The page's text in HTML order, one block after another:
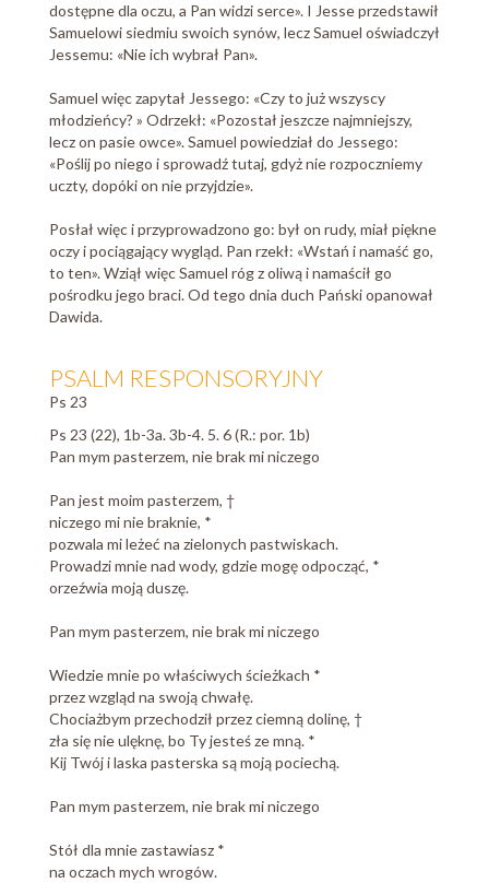
dostępne dla oczu, a Pan widzi serce». I Jesse przedstawił
Samuelowi siedmiu swoich synów, lecz Samuel oświadczył
Jessemu: «Nie ich wybrał Pan».
Samuel więc zapytał Jessego: «Czy to już wszyscy
młodzieńcy? » Odrzekł: «Pozostał jeszcze najmniejszy,
lecz on pasie owce». Samuel powiedział do Jessego:
«Poślij po niego i sprowadź tutaj, gdyż nie rozpoczniemy
uczty, dopóki on nie przyjdzie».
Posłał więc i przyprowadzono go: był on rudy, miał piękne
oczy i pociągający wygląd. Pan rzekł: «Wstań i namaść go,
to ten». Wziął więc Samuel róg z oliwą i namaścił go
pośrodku jego braci. Od tego dnia duch Pański opanował
Dawida.
PSALM RESPONSORYJNY
Ps 23
Ps 23 (22), 1b-3a. 3b-4. 5. 6 (R.: por. 1b)
Pan mym pasterzem, nie brak mi niczego
Pan jest moim pasterzem, †
niczego mi nie braknie, *
pozwala mi leżeć na zielonych pastwiskach.
Prowadzi mnie nad wody, gdzie mogę odpocząć, *
orzeźwia moją duszę.
Pan mym pasterzem, nie brak mi niczego
Wiedzie mnie po właściwych ścieżkach *
przez wzgląd na swoją chwałę.
Chociażbym przechodził przez ciemną dolinę, †
zła się nie ulęknę, bo Ty jesteś ze mną. *
Kij Twój i laska pasterska są moją pociechą.
Pan mym pasterzem, nie brak mi niczego
Stół dla mnie zastawiasz *
na oczach mych wrogów.